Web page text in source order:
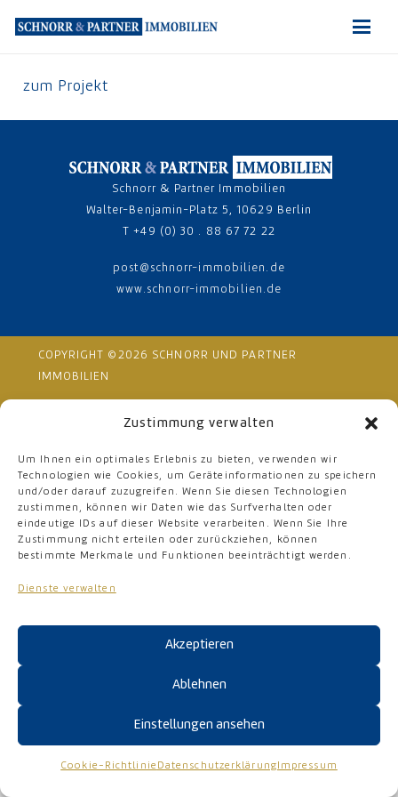
Zustimmung verwalten
Um Ihnen ein optimales Erlebnis zu bieten, verwenden wir
Technologien wie Cookies, um Geräteinformationen zu speichern
und/oder darauf zuzugreifen. Wenn Sie diesen Technologien
zustimmen, können wir Daten wie das Surfverhalten oder
eindeutige IDs auf dieser Website verarbeiten. Wenn Sie Ihre
Zustimmung nicht erteilen oder zurückziehen, können
bestimmte Merkmale und Funktionen beeinträchtigt werden.
Dienste verwalten
Akzeptieren
Ablehnen
Einstellungen ansehen
Cookie-Richtlinie Datenschutzerklärung Impressum
zum Projekt
Schnorr & Partner Immobilien
Walter-Benjamin-Platz 5, 10629 Berlin
T +49 (0) 30 . 88 67 72 22
post@schnorr-immobilien.de
www.schnorr-immobilien.de
COPYRIGHT ©2026 SCHNORR UND PARTNER
IMMOBILIEN
DATENSCHUTZERKLÄRUNG
COOKIE-RICHTLINIE (EU)
ERKLÄRUNG ZUR BARRIEREFREIHEIT